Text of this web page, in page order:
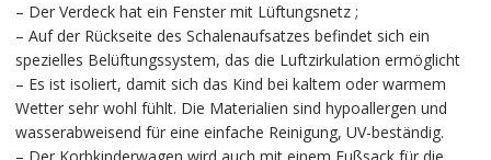
– Der Verdeck hat ein Fenster mit Lüftungsnetz ;
– Auf der Rückseite des Schalenaufsatzes befindet sich ein
spezielles Belüftungssystem, das die Luftzirkulation ermöglicht
– Es ist isoliert, damit sich das Kind bei kaltem oder warmem
Wetter sehr wohl fühlt. Die Materialien sind hypoallergen und
wasserabweisend für eine einfache Reinigung, UV-beständig.